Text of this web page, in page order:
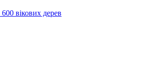
вікових дерев